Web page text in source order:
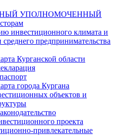
УПОЛНОМОЧЕННЫЙ
инвестиционного климата и
предпринимательства
Курганской области
города Кургана
объектов и
проекта
привлекательные